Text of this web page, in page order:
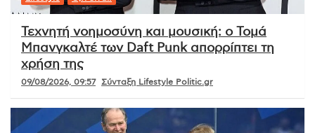
Τεχνητή νοημοσύνη και μουσική: ο Τομά
Μπανγκαλτέ των Daft Punk απορρίπτει τη
χρήση της
09/08/2026, 09:57 Σύνταξη Lifestyle Politic.gr